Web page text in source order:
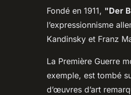
Fondé en 1911, "Der
l’expressionnisme
Kandinsky et Franz
La Première Guerre
exemple, est tombé
d’œuvres d’art